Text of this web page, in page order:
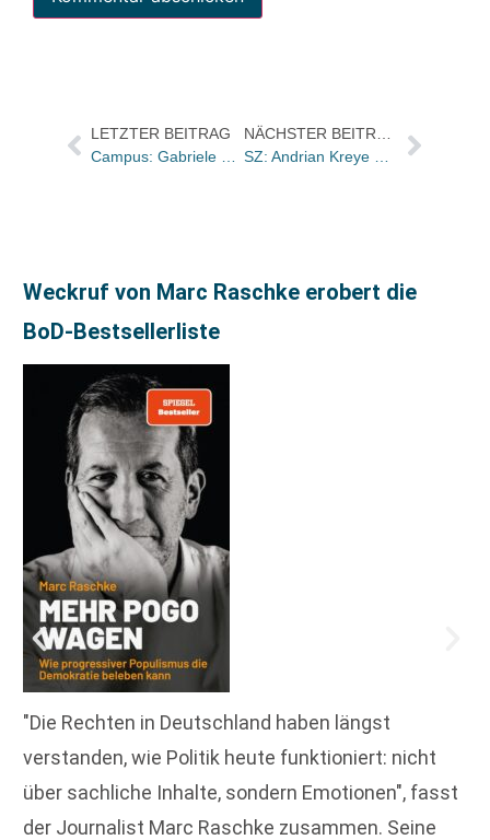
LETZTER BEITRAG
Weckruf von Marc Raschke erobert die
BoD-Bestsellerliste
"Die Rechten in Deutschland haben längst
verstanden, wie Politik heute funktioniert: nicht
über sachliche Inhalte, sondern Emotionen", fasst
der Journalist Marc Raschke zusammen. Seine